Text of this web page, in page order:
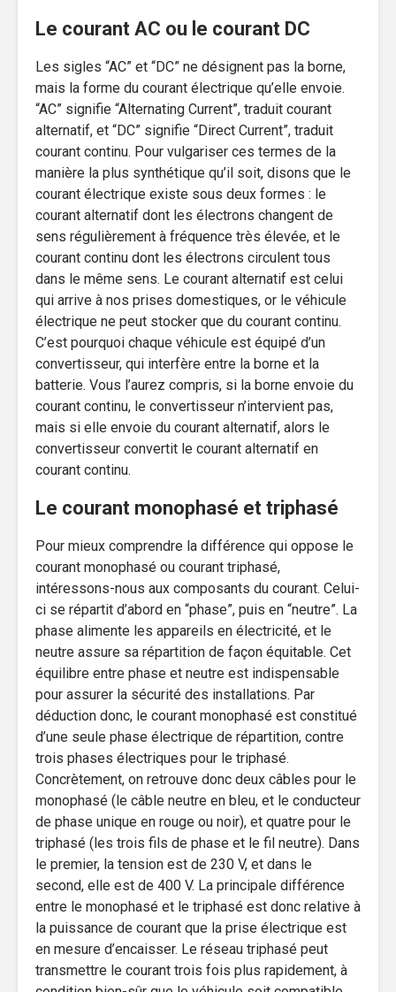
Le courant AC ou le courant DC
Les sigles “AC” et “DC” ne désignent pas la borne,
mais la forme du courant électrique qu’elle envoie.
“AC” signifie “Alternating Current”, traduit courant
alternatif, et “DC” signifie “Direct Current”, traduit
courant continu. Pour vulgariser ces termes de la
manière la plus synthétique qu’il soit, disons que le
courant électrique existe sous deux formes : le
courant alternatif dont les électrons changent de
sens régulièrement à fréquence très élevée, et le
courant continu dont les électrons circulent tous
dans le même sens. Le courant alternatif est celui
qui arrive à nos prises domestiques, or le véhicule
électrique ne peut stocker que du courant continu.
C’est pourquoi chaque véhicule est équipé d’un
convertisseur, qui interfère entre la borne et la
batterie. Vous l’aurez compris, si la borne envoie du
courant continu, le convertisseur n’intervient pas,
mais si elle envoie du courant alternatif, alors le
convertisseur convertit le courant alternatif en
courant continu.
Le courant monophasé et triphasé
Pour mieux comprendre la différence qui oppose le
courant monophasé ou courant triphasé,
intéressons-nous aux composants du courant. Celui-
ci se répartit d’abord en “phase”, puis en “neutre”. La
phase alimente les appareils en électricité, et le
neutre assure sa répartition de façon équitable. Cet
équilibre entre phase et neutre est indispensable
pour assurer la sécurité des installations. Par
déduction donc, le courant monophasé est constitué
d’une seule phase électrique de répartition, contre
trois phases électriques pour le triphasé.
Concrètement, on retrouve donc deux câbles pour le
monophasé (le câble neutre en bleu, et le conducteur
de phase unique en rouge ou noir), et quatre pour le
triphasé (les trois fils de phase et le fil neutre). Dans
le premier, la tension est de 230 V, et dans le
second, elle est de 400 V. La principale différence
entre le monophasé et le triphasé est donc relative à
la puissance de courant que la prise électrique est
en mesure d’encaisser. Le réseau triphasé peut
transmettre le courant trois fois plus rapidement, à